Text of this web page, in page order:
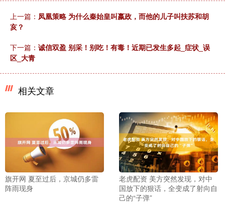
上一篇： 凤凰策略 为什么秦始皇叫嬴政，而他的儿子叫扶苏和胡
亥？
下一篇： 诚信双盈 别采！别吃！有毒！近期已发生多起_症状_误
区_大青
相关文章
旗开网 夏至过后，京城仍多雷
阵雨现身
老虎配资 美方突然发现，对中
国放下的狠话，全变成了射向自
己的“子弹”